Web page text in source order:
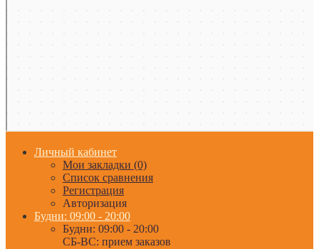
Личный кабинет
Мои закладки (0)
Список сравнения
Регистрация
Авторизация
Будни: 09:00 - 20:00
Будни: 09:00 - 20:00
СБ-ВС: прием заказов